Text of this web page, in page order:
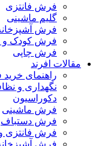
فرش فانتزی
گلیم ماشینی
فرش
فرش کودک و
فرش چاپی
مقالات افرند
راهنمای
نگهداری و
دکوراسیون
فرش ماشینی
فرش دستباف
فرش فانتزی و